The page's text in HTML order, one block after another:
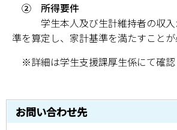
Nara ISC/ 国際戦略センター
こどもの学びと育ちセンター
保健センター
お問い合わせ窓口一覧
② 所得要件
学生本人及び生計維持者の収入
準を算定し、家計基準を満たすことが
※詳細は学生支援課厚生係にて確認
お問い合わせ先